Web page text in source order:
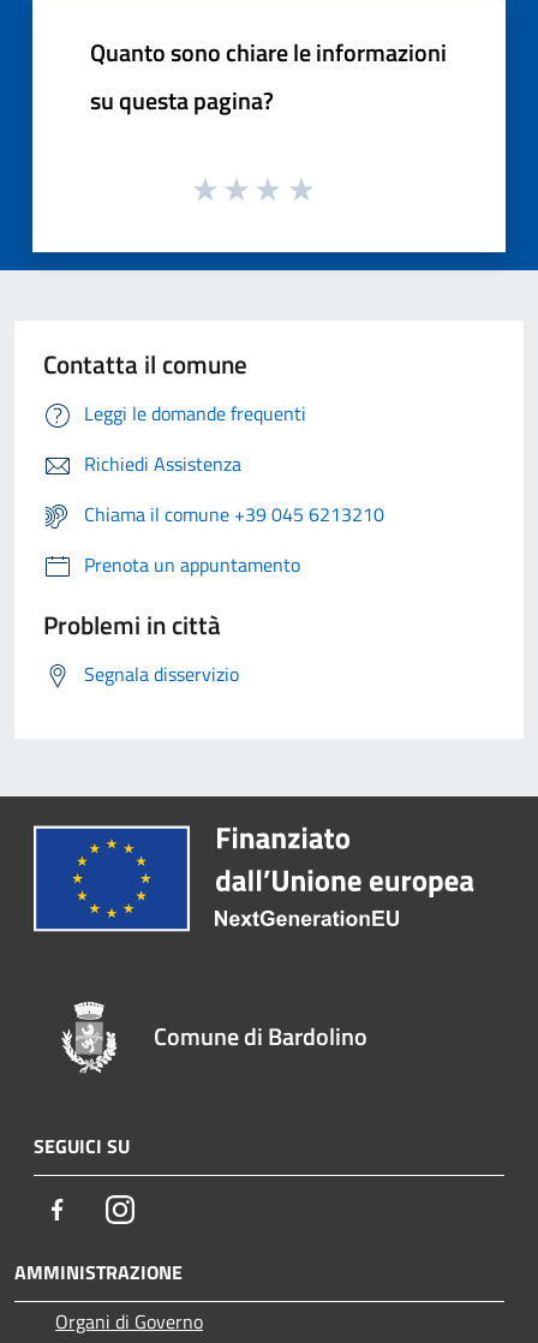
Quanto sono chiare le informazioni
su questa pagina?
Contatta il comune
Leggi le domande frequenti
Richiedi Assistenza
Chiama il comune +39 045 6213210
Prenota un appuntamento
Problemi in città
Segnala disservizio
Comune di Bardolino
SEGUICI SU
FacebookInstagram
AMMINISTRAZIONE
Organi di Governo